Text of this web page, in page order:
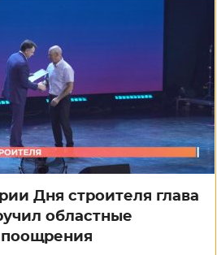
Дня строителя глава
областные